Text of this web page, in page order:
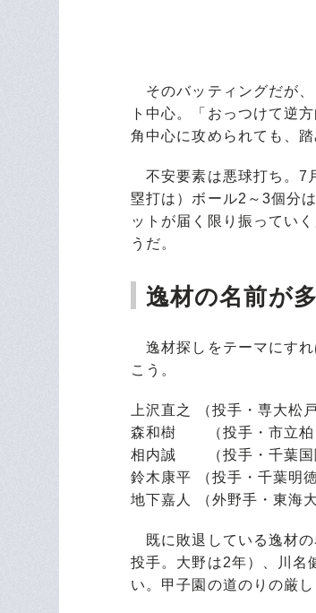
そのバッティングだが、
ト中心。「おっつけて逆
角中心に攻められても、
不安要素は悪球打ち。7
塁打は）ボール2～3個分
ットが届く限り振ってい
うだ。
逸材の名前が
逸材探しをテーマにすれ
こう。
上沢直之 （投手・専
森和樹 （投手・
相内誠 （投手・千葉
鈴木康平 （投手・千
地下嘉人 （外野手・東海
既に敗退している逸材の
投手。大野は2年）、川名
い。甲子園の道のりの厳